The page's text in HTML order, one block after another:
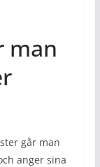
man
går man
anger sina